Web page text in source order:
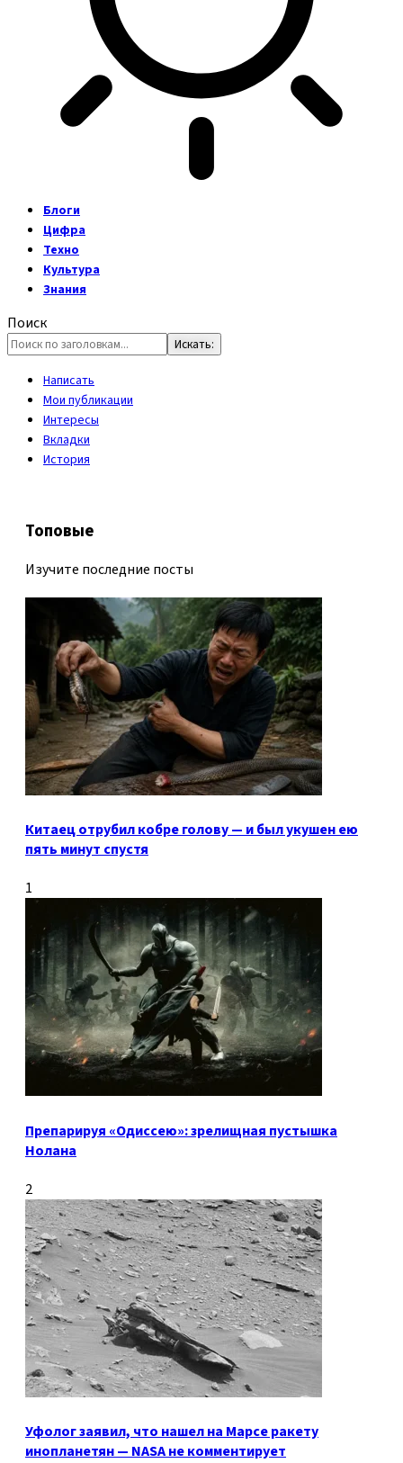
Блоги
Цифра
Техно
Культура
Знания
Поиск
Написать
Мои публикации
Интересы
Вкладки
История
Топовые
Изучите последние посты
Китаец отрубил кобре голову — и был укушен ею
пять минут спустя
1
Препарируя «Одиссею»: зрелищная пустышка
Нолана
2
Уфолог заявил, что нашел на Марсе ракету
инопланетян — NASA не комментирует